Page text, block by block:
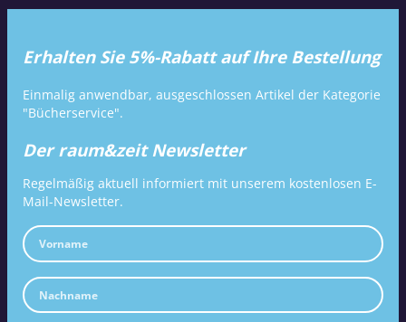
Erhalten Sie 5%-Rabatt auf Ihre Bestellung
Einmalig anwendbar, ausgeschlossen Artikel der Kategorie
"Bücherservice".
Der raum&zeit Newsletter
Regelmäßig aktuell informiert mit unserem kostenlosen E-
Mail-Newsletter.